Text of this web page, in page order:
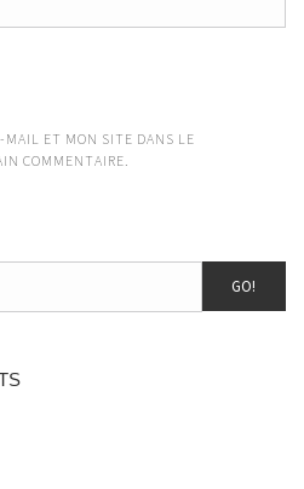
MAIL ET MON SITE DANS LE
COMMENTAIRE.
GO!